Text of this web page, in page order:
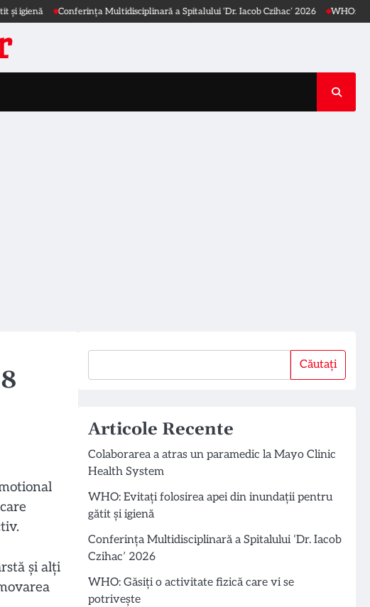
Conferința Multidisciplinară a Spitalului ‘Dr. Iacob Czihac’ 2026 WHO: Găsiți o
și alți
Căutați
Articole Recente
Colaborarea a atras un paramedic la Mayo Clinic
Health System
WHO: Evitați folosirea apei din inundații pentru
gătit și igienă
Conferința Multidisciplinară a Spitalului ‘Dr. Iacob
Czihac’ 2026
WHO: Găsiți o activitate fizică care vi se
potrivește